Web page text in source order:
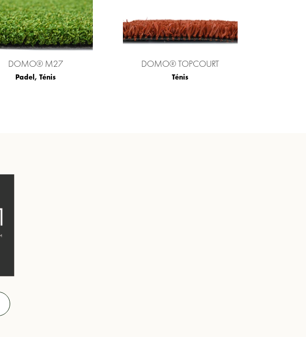
DOMO® M27
Padel,Ténis
DOMO® TOPCOURT
Ténis